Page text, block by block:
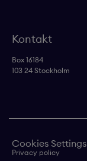
Kontakt
Box 16184
103 24 Stockholm
Cookies Settings
Privacy policy